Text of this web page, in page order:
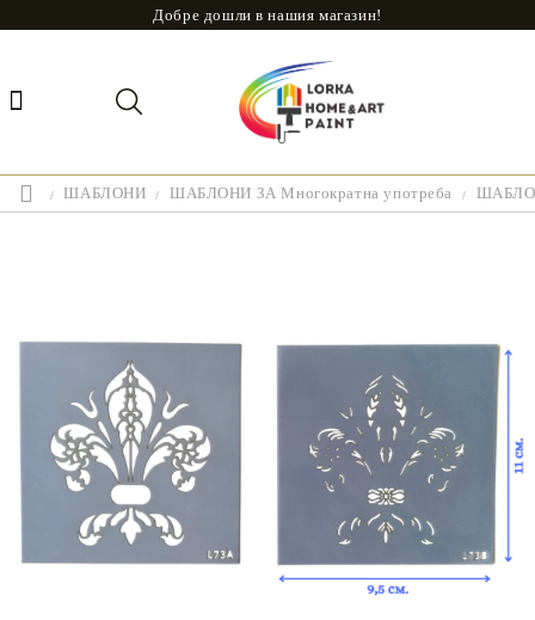
Добре дошли в нашия магазин!
ШАБЛОНИ ШАБЛОНИ ЗА Многократна употреба